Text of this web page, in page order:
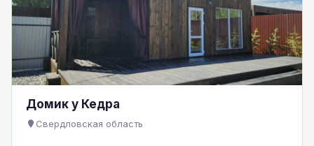
Домик у Кедра
Свердловская область